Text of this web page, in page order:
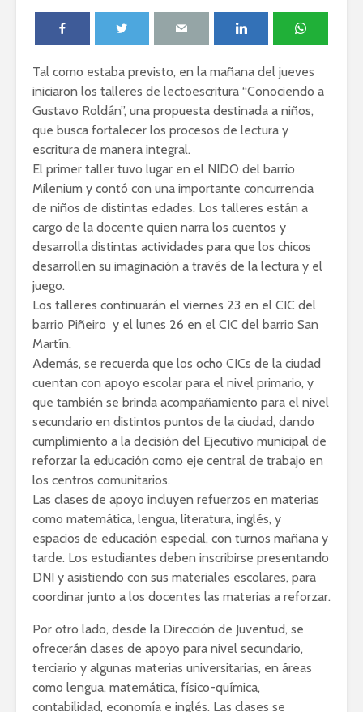
Tal como estaba previsto, en la mañana del jueves
iniciaron los talleres de lectoescritura “Conociendo a
Gustavo Roldán”, una propuesta destinada a niños,
que busca fortalecer los procesos de lectura y
escritura de manera integral.
El primer taller tuvo lugar en el NIDO del barrio
Milenium y contó con una importante concurrencia
de niños de distintas edades. Los talleres están a
cargo de la docente quien narra los cuentos y
desarrolla distintas actividades para que los chicos
desarrollen su imaginación a través de la lectura y el
juego.
Los talleres continuarán el viernes 23 en el CIC del
barrio Piñeiro y el lunes 26 en el CIC del barrio San
Martín.
Además, se recuerda que los ocho CICs de la ciudad
cuentan con apoyo escolar para el nivel primario, y
que también se brinda acompañamiento para el nivel
secundario en distintos puntos de la ciudad, dando
cumplimiento a la decisión del Ejecutivo municipal de
reforzar la educación como eje central de trabajo en
los centros comunitarios.
Las clases de apoyo incluyen refuerzos en materias
como matemática, lengua, literatura, inglés, y
espacios de educación especial, con turnos mañana y
tarde. Los estudiantes deben inscribirse presentando
DNI y asistiendo con sus materiales escolares, para
coordinar junto a los docentes las materias a reforzar.
Por otro lado, desde la Dirección de Juventud, se
ofrecerán clases de apoyo para nivel secundario,
terciario y algunas materias universitarias, en áreas
como lengua, matemática, físico-química,
contabilidad, economía e inglés. Las clases se